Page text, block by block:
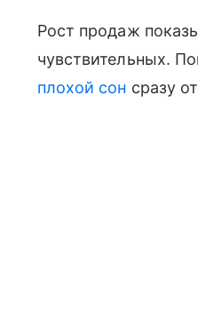
Рост продаж
чувствительных.
плохой сон сразу